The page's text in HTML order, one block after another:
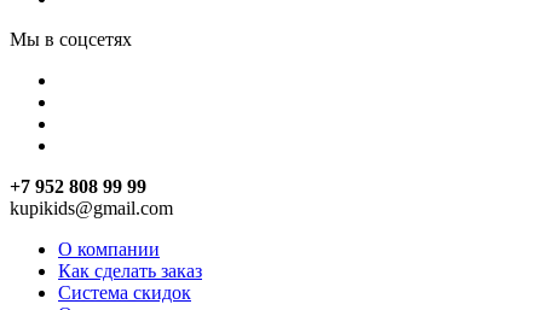
Мы в соцсетях
+7 952 808 99 99
kupikids@gmail.com
О компании
Как сделать заказ
Система скидок